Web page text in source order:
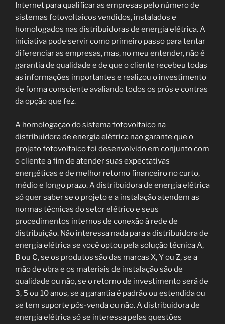
Internet para qualificar as empresas pelo número de
sistemas fotovoltaicos vendidos, instalados e
homologados nas distribuidoras de energia elétrica. A
iniciativa pode servir como primeiro passo para tentar
diferenciar as empresas, mas, no meu entender, não é
garantia de qualidade e de que o cliente recebeu todas
as informações importantes e realizou o investimento
de forma consciente avaliando todos os prós e contras
da opção que fez.
A homologação do sistema fotovoltaico na
distribuidora de energia elétrica não garante que o
projeto fotovoltaico foi desenvolvido em conjunto com
o cliente a fim de atender suas expectativas
energéticas e de melhor retorno financeiro no curto,
médio e longo prazo. A distribuidora de energia elétrica
só quer saber se o projeto e a instalação atendem as
normas técnicas do setor elétrico e seus
procedimentos internos de conexão à rede de
distribuição. Não interessa nada para a distribuidora de
energia elétrica se você optou pela solução técnica A,
B ou C, se os produtos são das marcas X, Y ou Z, se a
mão de obra e os materiais de instalação são de
qualidade ou não, se o retorno de investimento será de
3, 5 ou 10 anos, se a garantia é padrão ou estendida ou
se tem suporte pós-venda ou não. A distribuidora de
energia elétrica só se interessa pelas questões